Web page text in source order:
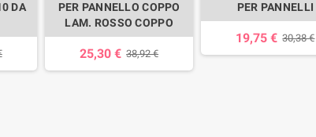
DA
PER PANNELLO COPPO
LAM. ROSSO COPPO
25,30 € 38,92 €
PER PANNELLI
19,75 € 30,38 €